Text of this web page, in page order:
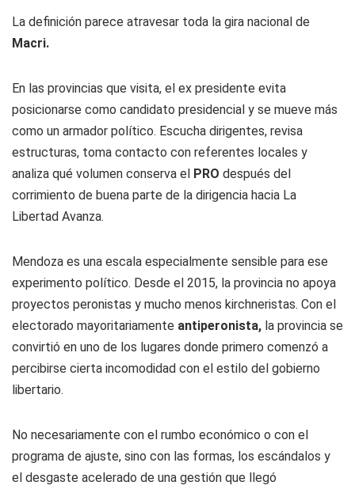
La definición parece atravesar toda la gira nacional de
Macri.
En las provincias que visita, el ex presidente evita
posicionarse como candidato presidencial y se mueve más
como un armador político. Escucha dirigentes, revisa
estructuras, toma contacto con referentes locales y
analiza qué volumen conserva el PRO después del
corrimiento de buena parte de la dirigencia hacia La
Libertad Avanza.
Mendoza es una escala especialmente sensible para ese
experimento político. Desde el 2015, la provincia no apoya
proyectos peronistas y mucho menos kirchneristas. Con el
electorado mayoritariamente antiperonista, la provincia se
convirtió en uno de los lugares donde primero comenzó a
percibirse cierta incomodidad con el estilo del gobierno
libertario.
No necesariamente con el rumbo económico o con el
programa de ajuste, sino con las formas, los escándalos y
el desgaste acelerado de una gestión que llegó